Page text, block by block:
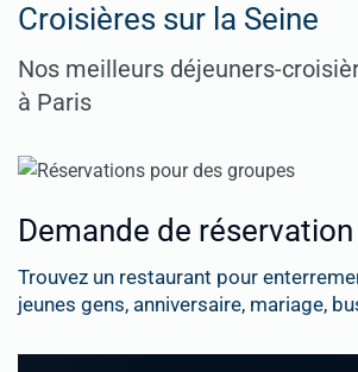
Croisières sur la Seine
Nos meilleurs déjeuners-
à Paris
Demande de
Trouvez un restaurant pour
jeunes gens, anniversaire, mariage,